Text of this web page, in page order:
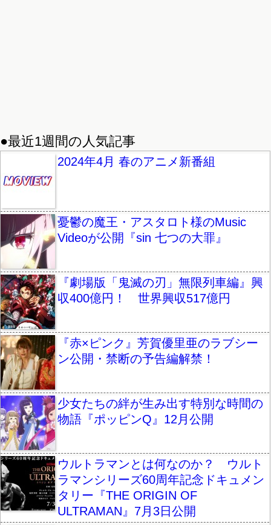
●最近1週間の人気記事
2024年4月 春のアニメ新番組
憂鬱の魔王・アスタロト様のMusic
Videoが公開『sin 七つの大罪』
『劇場版「鬼滅の刃」無限列車編』興
収400億円！ 世界興収517億円
『赤×ピンク』芳賀優里亜のラブシー
ン公開・禁断の予告編解禁！
少女たちの絆が生み出す特別な時間の
物語『ポッピンQ』12月公開
ウルトラマンとは何なのか？ ウルト
ラマンシリーズ60周年記念ドキュメン
タリー『THE ORIGIN OF
ULTRAMAN』7月3日公開